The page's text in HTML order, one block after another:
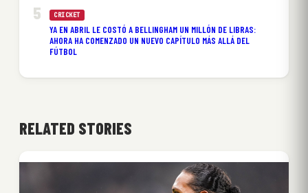
CRICKET
YA EN ABRIL LE COSTÓ A BELLINGHAM UN MILLÓN DE LIBRAS:
AHORA HA COMENZADO UN NUEVO CAPÍTULO MÁS ALLÁ DEL
FÚTBOL
RELATED STORIES